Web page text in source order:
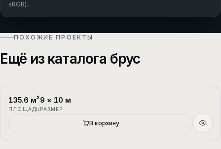
sRGB).
ПОХОЖИЕ ПРОЕКТЫ
Ещё из каталога брус
П-1
135.6 м²
ПЛОЩАДЬ
9 × 10 м
РАЗМЕР
В корзину